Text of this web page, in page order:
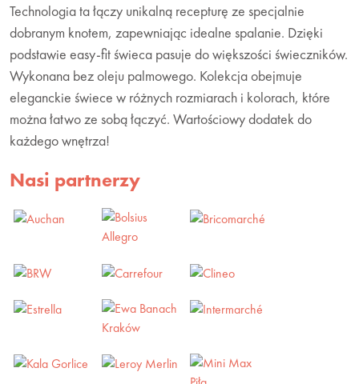
Technologia ta łączy unikalną recepturę ze specjalnie
dobranym knotem, zapewniając idealne spalanie. Dzięki
podstawie easy-fit świeca pasuje do większości świeczników.
Wykonana bez oleju palmowego. Kolekcja obejmuje
eleganckie świece w różnych rozmiarach i kolorach, które
można łatwo ze sobą łączyć. Wartościowy dodatek do
każdego wnętrza!
Nasi partnerzy